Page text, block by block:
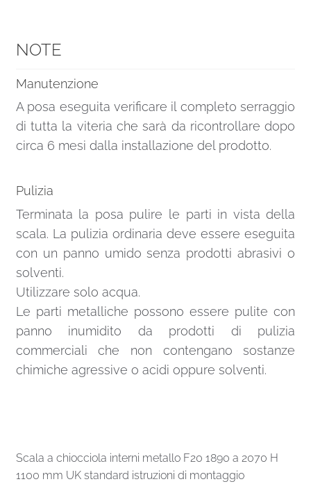
NOTE
Manutenzione
A posa eseguita verificare il completo serraggio
di tutta la viteria che sarà da ricontrollare dopo
circa 6 mesi dalla installazione del prodotto.
Pulizia
Terminata la posa pulire le parti in vista della
scala. La pulizia ordinaria deve essere eseguita
con un panno umido senza prodotti abrasivi o
solventi.
Utilizzare solo acqua.
Le parti metalliche possono essere pulite con
panno inumidito da prodotti di pulizia
commerciali che non contengano sostanze
chimiche agressive o acidi oppure solventi.
Scala a chiocciola interni metallo F20 1890 a 2070 H
1100 mm UK standard istruzioni di montaggio